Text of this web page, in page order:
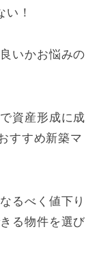
！
いかお悩みの
資産形成に成
すすめ新築マ
るべく値下り
る物件を選び